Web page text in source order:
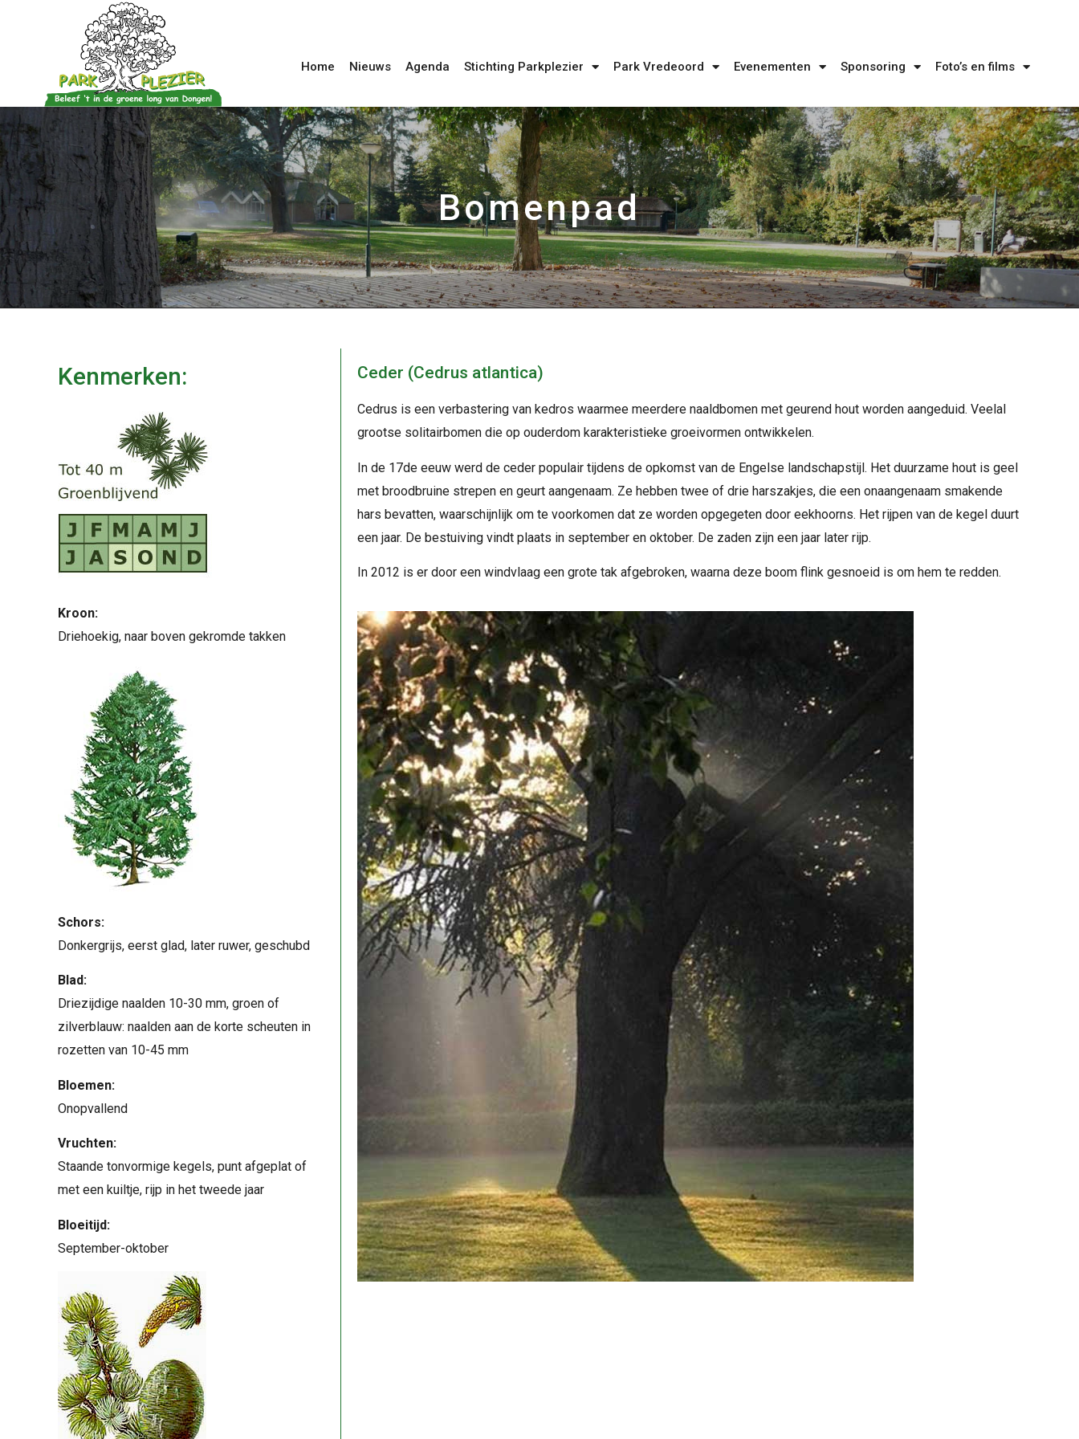
Home Nieuws Agenda Stichting Parkplezier Park Vredeoord Evenementen Sponsoring Foto’s en films
Bomenpad
Kenmerken:
Kroon:
Driehoekig, naar boven gekromde takken
Schors:
Donkergrijs, eerst glad, later ruwer, geschubd
Blad:
Driezijdige naalden 10-30 mm, groen of
zilverblauw: naalden aan de korte scheuten in
rozetten van 10-45 mm
Bloemen:
Onopvallend
Vruchten:
Staande tonvormige kegels, punt afgeplat of
met een kuiltje, rijp in het tweede jaar
Bloeitijd:
September-oktober
Ceder (Cedrus atlantica)
Cedrus is een verbastering van kedros waarmee meerdere naaldbomen met geurend hout worden aangeduid. Veelal
grootse solitairbomen die op ouderdom karakteristieke groeivormen ontwikkelen.
In de 17de eeuw werd de ceder populair tijdens de opkomst van de Engelse landschapstijl. Het duurzame hout is geel
met broodbruine strepen en geurt aangenaam. Ze hebben twee of drie harszakjes, die een onaangenaam smakende
hars bevatten, waarschijnlijk om te voorkomen dat ze worden opgegeten door eekhoorns. Het rijpen van de kegel duurt
een jaar. De bestuiving vindt plaats in september en oktober. De zaden zijn een jaar later rijp.
In 2012 is er door een windvlaag een grote tak afgebroken, waarna deze boom flink gesnoeid is om hem te redden.